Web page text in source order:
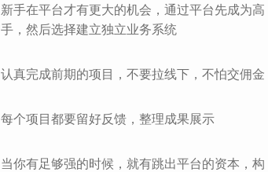
新手在平台才有更大的机会，通过平台先成为高
手，然后选择建立独立业务系统
认真完成前期的项目，不要拉线下，不怕交佣金
每个项目都要留好反馈，整理成果展示
当你有足够强的时候，就有跳出平台的资本，构